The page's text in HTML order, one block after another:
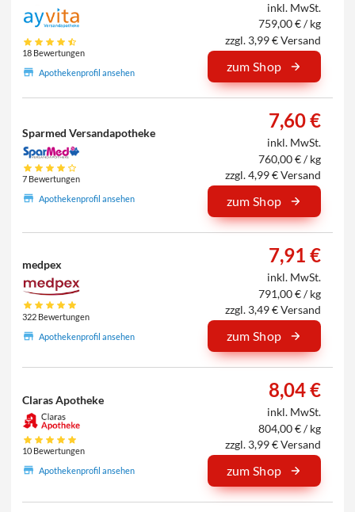
18 Bewertungen
Apothekenprofil ansehen
inkl. MwSt.
759,00 € / kg
zzgl. 3,99 € Versand
zum Shop
Sparmed Versandapotheke
7 Bewertungen
Apothekenprofil ansehen
7,60 €
inkl. MwSt.
760,00 € / kg
zzgl. 4,99 € Versand
zum Shop
medpex
322 Bewertungen
Apothekenprofil ansehen
7,91 €
inkl. MwSt.
791,00 € / kg
zzgl. 3,49 € Versand
zum Shop
Claras Apotheke
10 Bewertungen
Apothekenprofil ansehen
8,04 €
inkl. MwSt.
804,00 € / kg
zzgl. 3,99 € Versand
zum Shop